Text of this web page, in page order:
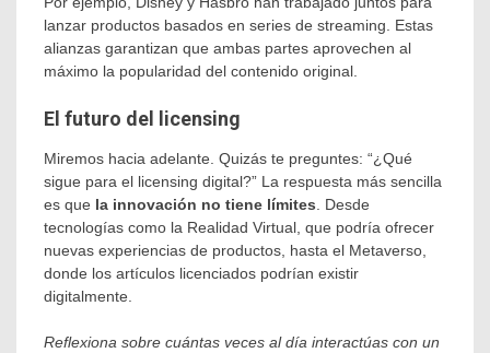
lanzar productos basados en series de streaming. Estas
alianzas garantizan que ambas partes aprovechen al
máximo la popularidad del contenido original.
El futuro del licensing
Miremos hacia adelante. Quizás te preguntes: “¿Qué
sigue para el licensing digital?” La respuesta más sencilla
es que la innovación no tiene límites . Desde
tecnologías como la Realidad Virtual, que podría ofrecer
nuevas experiencias de productos, hasta el Metaverso,
donde los artículos licenciados podrían existir
digitalmente.
Reflexiona sobre cuántas veces al día interactúas con un